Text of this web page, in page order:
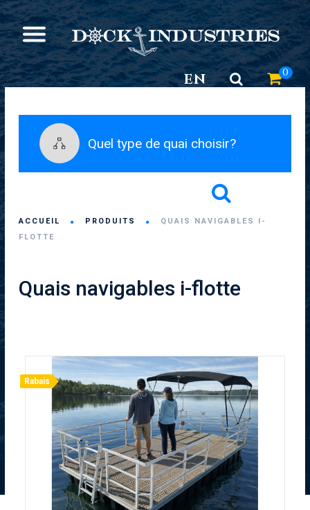
EN 0
Quel type de quai choisir?
ACCUEIL PRODUITS
QUAIS NAVIGABLES I-
FLOTTE
Quais navigables i-flotte
Rabais